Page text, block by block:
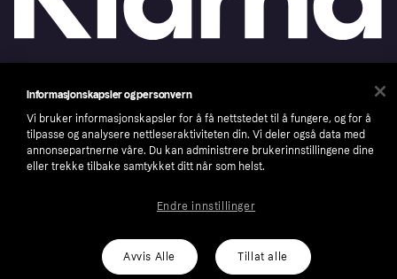
Copyright © 2005-2026 Klarna Bank AB (publ). Headquarters: Stockholm, Sweden. All
rights reserved. Klarna Bank AB (publ). Sveavägen 46, 111 34 Stockholm. Organization
CookiesKlarna.com
Informasjonskapsler og personvern
Vi bruker informasjonskapsler for å få nettstedet til å fungere, og for å
tilpasse og analysere nettleseraktiviteten din. Vi deler også data med
annonsepartnerne våre. Du kan administrere brukerinnstillingene dine
eller trekke tilbake samtykket ditt når som helst.
Avvis Alle Tillat alle
Endre innstillinger